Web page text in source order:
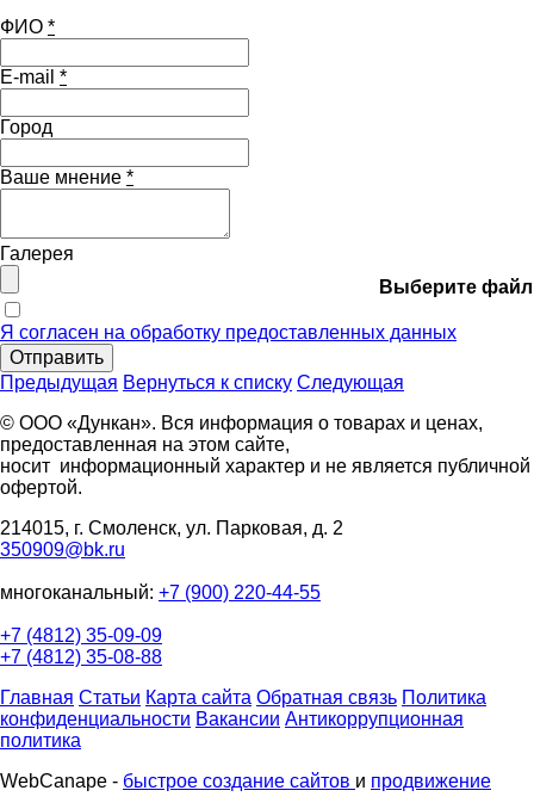
ФИО *
E-mail *
Город
Ваше мнение *
Галерея
Выберите файл
Я согласен на обработку предоставленных данных
Отправить
Предыдущая Вернуться к списку Следующая
© ООО «Дункан». Вся информация о товарах и ценах,
предоставленная на этом сайте,
носит информационный характер и не является публичной
офертой.
214015, г. Смоленск, ул. Парковая, д. 2
350909@bk.ru
многоканальный: +7 (900) 220-44-55
+7 (4812) 35-09-09
+7 (4812) 35-08-88
Главная Статьи Карта сайта Обратная связь Политика
конфиденциальности Вакансии Антикоррупционная
политика
WebCanape - быстрое создание сайтов и продвижение